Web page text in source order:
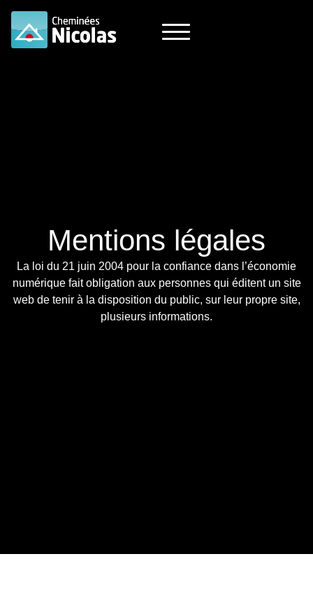
Mentions légales
La loi du 21 juin 2004 pour la confiance dans l’économie
numérique fait obligation aux personnes qui éditent un site
web de tenir à la disposition du public, sur leur propre site,
plusieurs informations.